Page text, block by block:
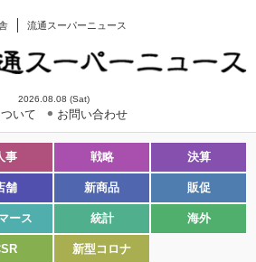
流通スーパーニュース
2026.08.08 (Sat)
いて お問い合わせ
事 戦略 決算
舗 新商品 販促
ース 統計 海外
新型コロナ